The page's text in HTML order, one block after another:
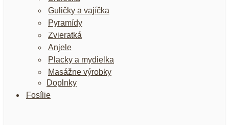
Guličky a vajíčka
Pyramídy
Zvieratká
Anjele
Placky a mydielka
Masážne výrobky
Doplnky
Fosílie